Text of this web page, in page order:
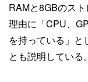
RAMと8GBのス
理由に「CPU、
を持っている」
とも説明している。